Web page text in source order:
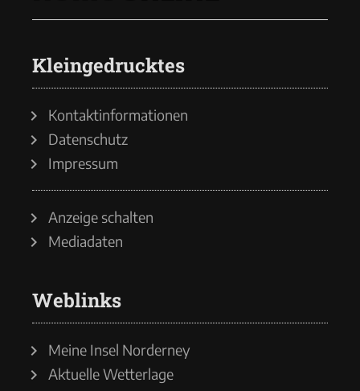
Kleingedrucktes
Kontaktinformationen
Datenschutz
Impressum
Anzeige schalten
Mediadaten
Weblinks
Meine Insel Norderney
Aktuelle Wetterlage